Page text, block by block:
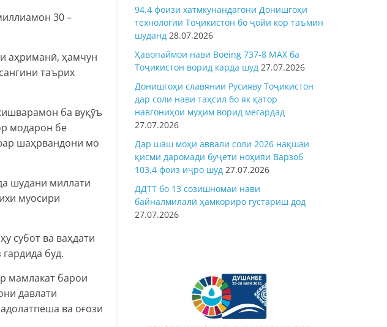
30 –
аҳриманӣ, ҳамчун
таърих
ба вуқӯъ
модарон бе
шаҳрвандони мо
шудани миллати
муосири
субот ва ваҳдати
буд.
мамлакат барои
давлати
ва оғози
94,4 фоизи хатмкунандагони Донишгоҳи
технологии Тоҷикистон бо ҷойи кор таъмин
шуданд 28.07.2026
Ҳавопаймои нави Boeing 737-8 MAX ба
Тоҷикистон ворид карда шуд 27.07.2026
Донишгоҳи славянии Русияву Тоҷикистон
дар соли нави таҳсил бо як қатор
навгониҳои муҳим ворид мегардад
27.07.2026
Дар шаш моҳи аввали соли 2026 нақшаи
қисми даромади буҷети ноҳияи Варзоб
103,4 фоиз иҷро шуд 27.07.2026
ДДТТ бо 13 созишномаи нави
байналмилалӣ ҳамкориро густариш дод
27.07.2026